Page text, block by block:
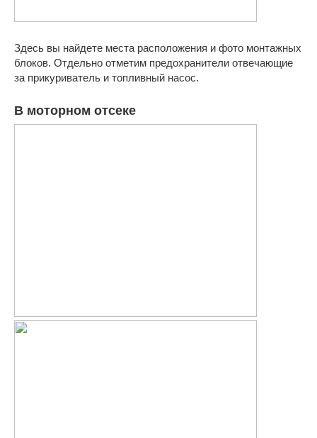
Здесь вы найдете места расположения и фото монтажных
блоков. Отдельно отметим предохранители отвечающие
за прикуриватель и топливный насос.
В моторном отсеке